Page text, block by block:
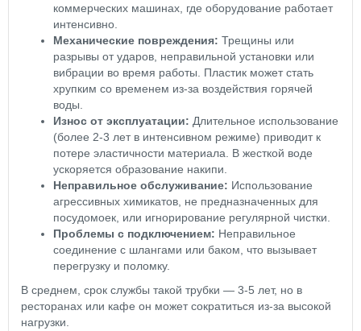
коммерческих машинах, где оборудование работает
интенсивно.
Механические повреждения: Трещины или
разрывы от ударов, неправильной установки или
вибрации во время работы. Пластик может стать
хрупким со временем из-за воздействия горячей
воды.
Износ от эксплуатации: Длительное использование
(более 2-3 лет в интенсивном режиме) приводит к
потере эластичности материала. В жесткой воде
ускоряется образование накипи.
Неправильное обслуживание: Использование
агрессивных химикатов, не предназначенных для
посудомоек, или игнорирование регулярной чистки.
Проблемы с подключением: Неправильное
соединение с шлангами или баком, что вызывает
перегрузку и поломку.
В среднем, срок службы такой трубки — 3-5 лет, но в
ресторанах или кафе он может сократиться из-за высокой
нагрузки.